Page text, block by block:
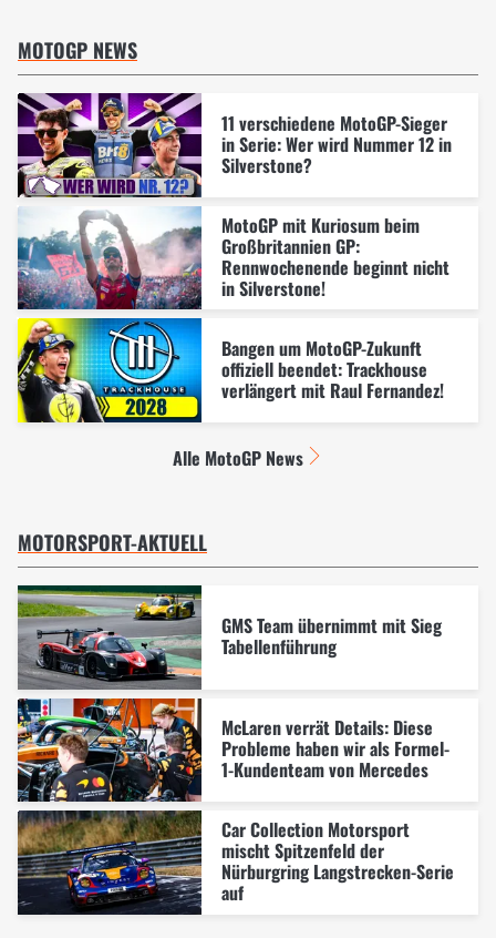
MOTOGP NEWS
11 verschiedene MotoGP-Sieger
in Serie: Wer wird Nummer 12 in
Silverstone?
MotoGP mit Kuriosum beim
Großbritannien GP:
Rennwochenende beginnt nicht
in Silverstone!
Bangen um MotoGP-Zukunft
offiziell beendet: Trackhouse
verlängert mit Raul Fernandez!
Alle MotoGP News
MOTORSPORT-AKTUELL
GMS Team übernimmt mit Sieg
Tabellenführung
McLaren verrät Details: Diese
Probleme haben wir als Formel-
1-Kundenteam von Mercedes
Car Collection Motorsport
mischt Spitzenfeld der
Nürburgring Langstrecken-Serie
auf